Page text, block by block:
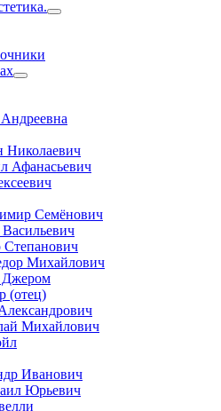
Николаевич
Афанасьевич
Семёнович
Степанович
Михайлович
Джером
(отец)
Михайлович
Иванович
Юрьевич